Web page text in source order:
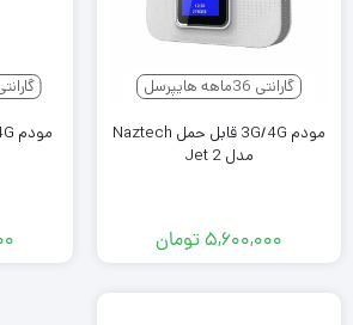
گارانتی 36ماهه هایپرسل
مودم 3G/4G قابل حمل Naztech
مدل Jet 2
۵,۶۰۰,۰۰۰تومان
گارانتی 36ماهه پارس